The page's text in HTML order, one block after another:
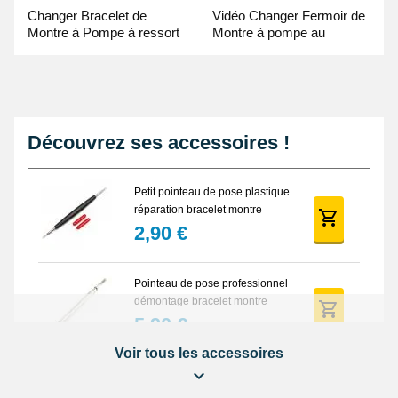
Changer Bracelet de
Montre à Pompe à ressort
Vidéo Changer Fermoir de
Montre à pompe au
Découvrez ses accessoires !
Petit pointeau de pose plastique
réparation bracelet montre
2,90 €
Pointeau de pose professionnel
démontage bracelet montre
5,90 €
Lot Outils Montre 12 pièces +
Voir tous les accessoires